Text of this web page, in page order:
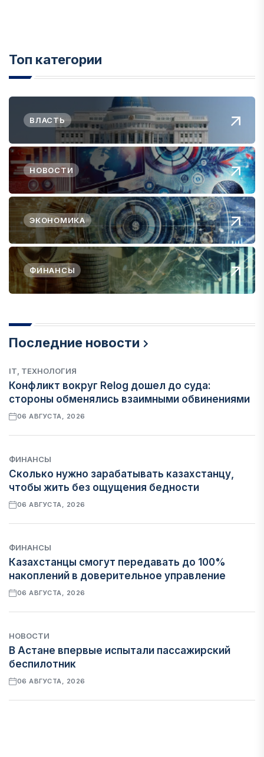
Топ категории
ВЛАСТЬ
НОВОСТИ
ЭКОНОМИКА
ФИНАНСЫ
Последние новости
IT, ТЕХНОЛОГИЯ
Конфликт вокруг Relog дошел до суда:
стороны обменялись взаимными обвинениями
06 АВГУСТА, 2026
ФИНАНСЫ
Сколько нужно зарабатывать казахстанцу,
чтобы жить без ощущения бедности
06 АВГУСТА, 2026
ФИНАНСЫ
Казахстанцы смогут передавать до 100%
накоплений в доверительное управление
06 АВГУСТА, 2026
НОВОСТИ
В Астане впервые испытали пассажирский
беспилотник
06 АВГУСТА, 2026